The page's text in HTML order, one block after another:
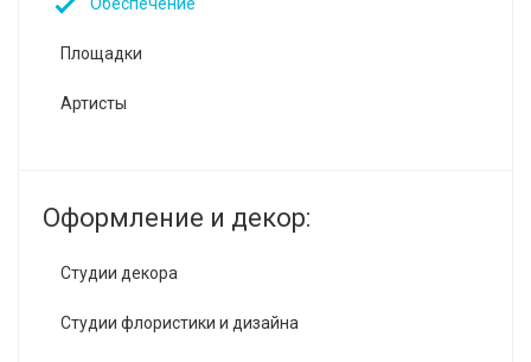
Площадки
Артисты
Оформление и декор:
Студии декора
Студии флористики и дизайна